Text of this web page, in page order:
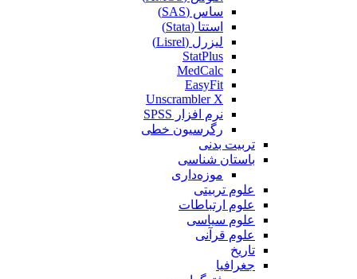
ساس (SAS)
استتا (Stata)
لیزرل (Lisrel)
StatPlus
MedCalc
EasyFit
Unscrambler X
نرم افزار SPSS
رگرسیون خطی
تربیت بدنی
باستان شناسی
موزه‌داری
علوم تربیتی
علوم ارتباطات
علوم سیاسی
علوم قرآنی
تاریخ
جغرافیا